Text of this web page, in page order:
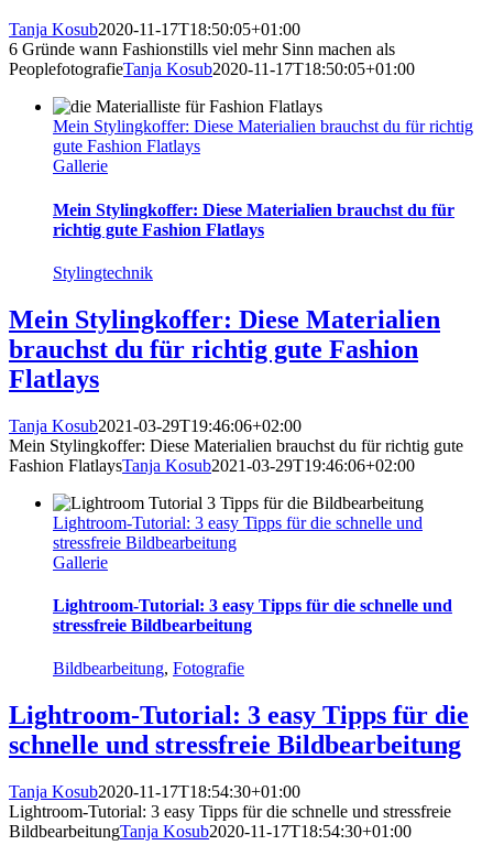
Tanja Kosub2020-11-17T18:50:05+01:00
6 Gründe wann Fashionstills viel mehr Sinn machen als
PeoplefotografieTanja Kosub2020-11-17T18:50:05+01:00
Mein Stylingkoffer: Diese Materialien brauchst du für richtig
gute Fashion Flatlays
Gallerie
Mein Stylingkoffer: Diese Materialien brauchst du für
richtig gute Fashion Flatlays
Stylingtechnik
Mein Stylingkoffer: Diese Materialien
brauchst du für richtig gute Fashion
Flatlays
Tanja Kosub2021-03-29T19:46:06+02:00
Mein Stylingkoffer: Diese Materialien brauchst du für richtig gute
Fashion FlatlaysTanja Kosub2021-03-29T19:46:06+02:00
Lightroom-Tutorial: 3 easy Tipps für die schnelle und
stressfreie Bildbearbeitung
Gallerie
Lightroom-Tutorial: 3 easy Tipps für die schnelle und
stressfreie Bildbearbeitung
Bildbearbeitung, Fotografie
Lightroom-Tutorial: 3 easy Tipps für die
schnelle und stressfreie Bildbearbeitung
Tanja Kosub2020-11-17T18:54:30+01:00
Lightroom-Tutorial: 3 easy Tipps für die schnelle und stressfreie
BildbearbeitungTanja Kosub2020-11-17T18:54:30+01:00